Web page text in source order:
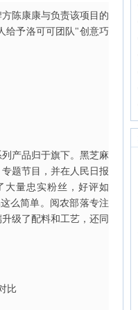
陈康康与负责该项目的
给予洛可可团队"创意巧
产品归于旗下。黑芝麻
题节目，并在人民日报
大量忠实粉丝，好评如
么简单。阅农部落专注
级了配料和工艺，还同
比